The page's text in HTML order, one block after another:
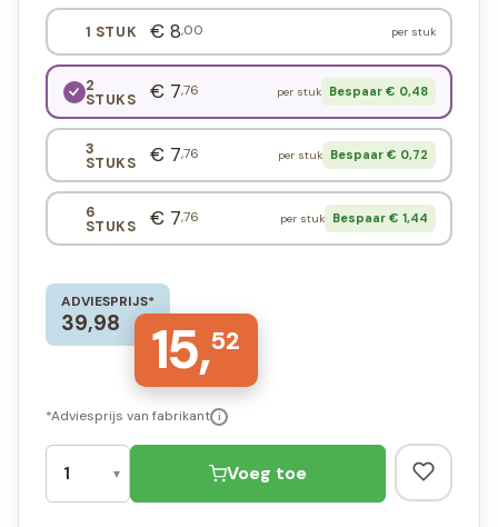
1 STUK € 8,00 per stuk
2
STUKS € 7,76 per stuk Bespaar € 0,48
3
STUKS € 7,76 per stuk Bespaar € 0,72
6
STUKS € 7,76 per stuk Bespaar € 1,44
ADVIESPRIJS*
39,98 15,52
*Adviesprijs van fabrikant i
Voeg toe